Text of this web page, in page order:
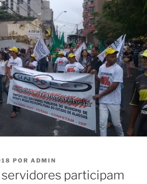
POR ADMIN
participam